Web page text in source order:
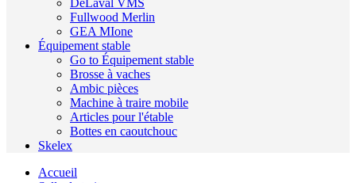
Fullwood Merlin
GEA MIone
Équipement stable
Go to Équipement stable
Brosse à vaches
Ambic pièces
Machine à traire mobile
Articles pour l'étable
Bottes en caoutchouc
Skelex
Accueil